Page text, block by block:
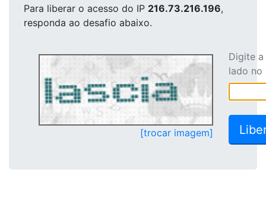
Para liberar o acesso do IP 216.73.216.196,
responda ao desafio abaixo.
[trocar imagem]
Digite
lado no